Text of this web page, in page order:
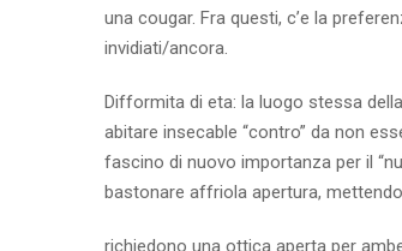
una cougar. Fra questi, c’e la
invidiati/ancora.
Difformita di eta: la luogo stessa
abitare insecable “contro” da non
fascino di nuovo importanza per il
bastonare affriola apertura,
richiedono una ottica aperta per